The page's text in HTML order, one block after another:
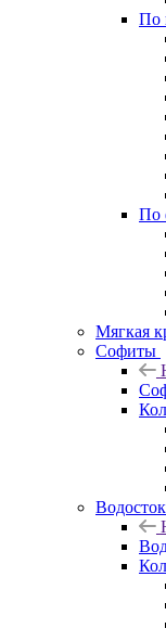
По
По
Мягкая
Софиты
Водосток